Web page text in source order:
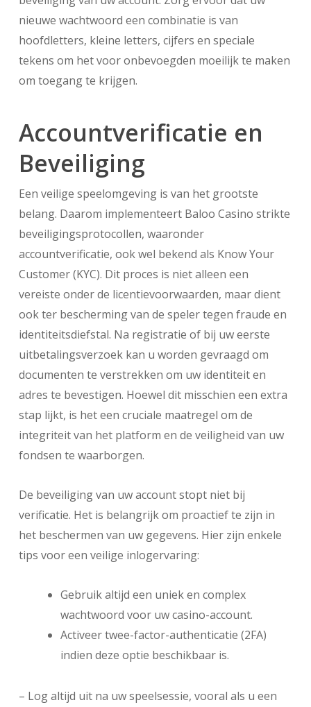
nieuwe wachtwoord een combinatie is van
hoofdletters, kleine letters, cijfers en speciale
tekens om het voor onbevoegden moeilijk te maken
om toegang te krijgen.
Accountverificatie en
Beveiliging
Een veilige speelomgeving is van het grootste
belang. Daarom implementeert Baloo Casino strikte
beveiligingsprotocollen, waaronder
accountverificatie, ook wel bekend als Know Your
Customer (KYC). Dit proces is niet alleen een
vereiste onder de licentievoorwaarden, maar dient
ook ter bescherming van de speler tegen fraude en
identiteitsdiefstal. Na registratie of bij uw eerste
uitbetalingsverzoek kan u worden gevraagd om
documenten te verstrekken om uw identiteit en
adres te bevestigen. Hoewel dit misschien een extra
stap lijkt, is het een cruciale maatregel om de
integriteit van het platform en de veiligheid van uw
fondsen te waarborgen.
De beveiliging van uw account stopt niet bij
verificatie. Het is belangrijk om proactief te zijn in
het beschermen van uw gegevens. Hier zijn enkele
tips voor een veilige inlogervaring:
Gebruik altijd een uniek en complex
wachtwoord voor uw casino-account.
Activeer twee-factor-authenticatie (2FA)
indien deze optie beschikbaar is.
– Log altijd uit na uw speelsessie, vooral als u een